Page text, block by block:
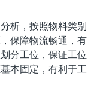
析，按照物料类别
保障物流畅通，有
分工位，保证工位
本固定，有利于工